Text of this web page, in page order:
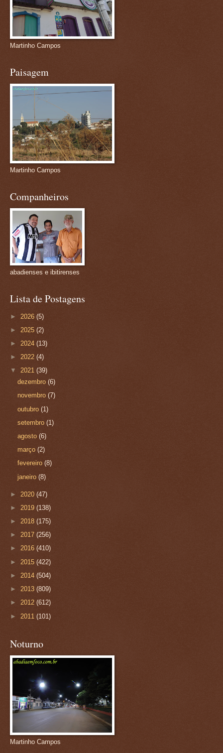
Martinho Campos
Paisagem
Martinho Campos
Companheiros
abadienses e ibitirenses
Lista de Postagens
► 2026 (5)
► 2025 (2)
► 2024 (13)
► 2022 (4)
▼ 2021 (39)
dezembro(6)
novembro(7)
outubro(1)
setembro(1)
agosto(6)
março(2)
fevereiro(8)
janeiro(8)
► 2020 (47)
► 2019 (138)
► 2018 (175)
► 2017 (256)
► 2016 (410)
► 2015 (422)
► 2014 (504)
► 2013 (809)
► 2012 (612)
► 2011 (101)
Noturno
Martinho Campos